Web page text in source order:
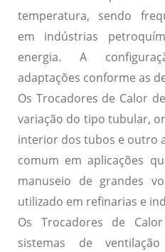
temperatura, sendo
em indústrias
energia. A
adaptações conforme as
Os Trocadores de Calor
variação do tipo tubular,
interior dos tubos e outro
comum em aplicações
manuseio de grandes
utilizado em refinarias e
Os Trocadores de
sistemas de